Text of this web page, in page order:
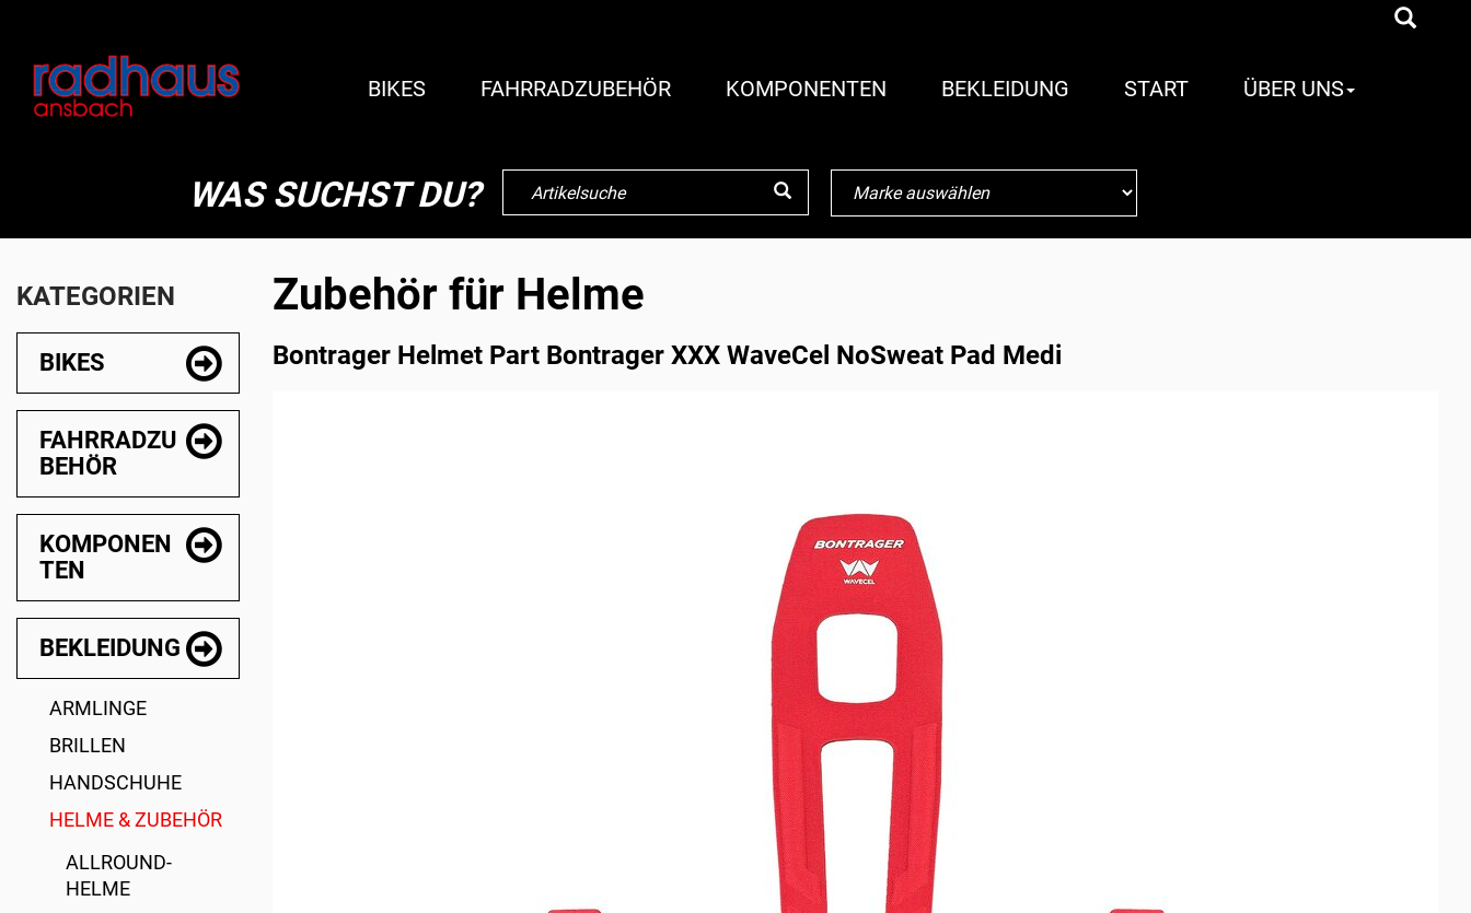
BIKES FAHRRADZUBEHÖR KOMPONENTEN BEKLEIDUNG START ÜBER UNS
WAS SUCHST DU?
KATEGORIEN
BIKES
FAHRRADZU
BEHÖR
KOMPONEN
TEN
BEKLEIDUNG
ARMLINGE
BRILLEN
HANDSCHUHE
HELME & ZUBEHÖR
ALLROUND-
HELME
Zubehör für Helme
Bontrager Helmet Part Bontrager XXX WaveCel NoSweat Pad Medi